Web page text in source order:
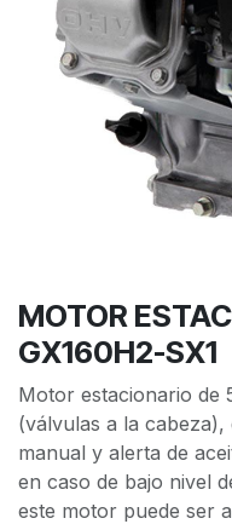
MOTOR
GX160H2-SX1
Motor estacionario de
(válvulas a la
manual y alerta de
en caso de bajo nivel
este motor puede ser